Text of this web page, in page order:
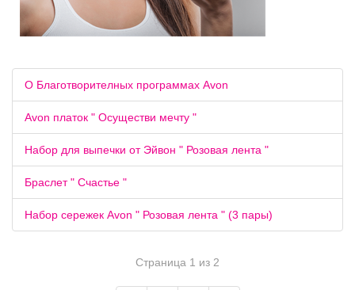
О Благотворителных программах Avon
Avon платок " Осуществи мечту "
Набор для выпечки от Эйвон " Розовая лента "
Браслет " Счастье "
Набор сережек Avon " Розовая лента " (3 пары)
Страница 1 из 2